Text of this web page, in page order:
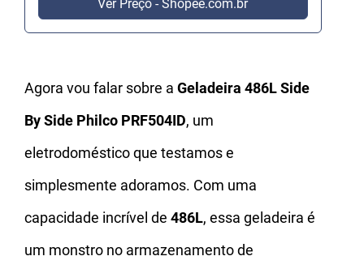
Ver Preço - Shopee.com.br
Agora vou falar sobre a Geladeira 486L Side
By Side Philco PRF504ID, um
eletrodoméstico que testamos e
simplesmente adoramos. Com uma
capacidade incrível de 486L, essa geladeira é
um monstro no armazenamento de